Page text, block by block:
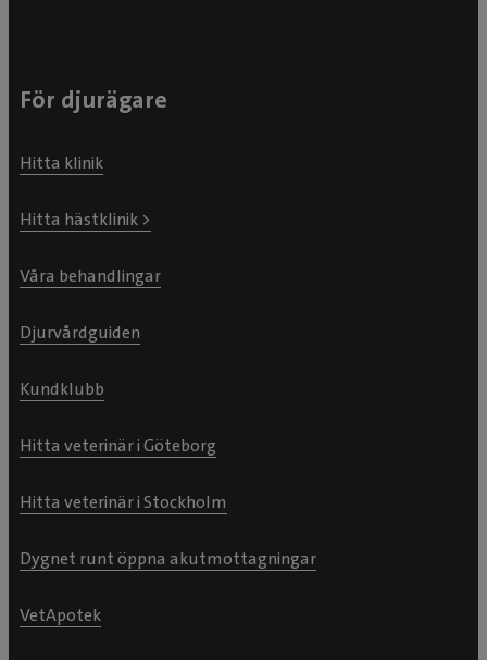
För djurägare
Hitta klinik
Hitta hästklinik >
Våra behandlingar
Djurvårdguiden
Kundklubb
Hitta veterinär i Göteborg
Hitta veterinär i Stockholm
Dygnet runt öppna akutmottagningar
VetApotek